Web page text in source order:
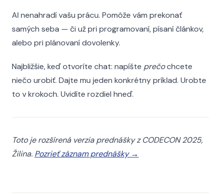
AI nenahradí vašu prácu. Pomôže vám prekonať
samých seba — či už pri programovaní, písaní článkov,
alebo pri plánovaní dovolenky.
Najbližšie, keď otvoríte chat: napíšte prečochcete
niečo urobiť. Dajte mu jeden konkrétny príklad. Urobte
to v krokoch. Uvidíte rozdiel hneď.
Toto je rozšírená verzia prednášky z CODECON 2025,
Žilina. Pozrieť záznam prednášky →